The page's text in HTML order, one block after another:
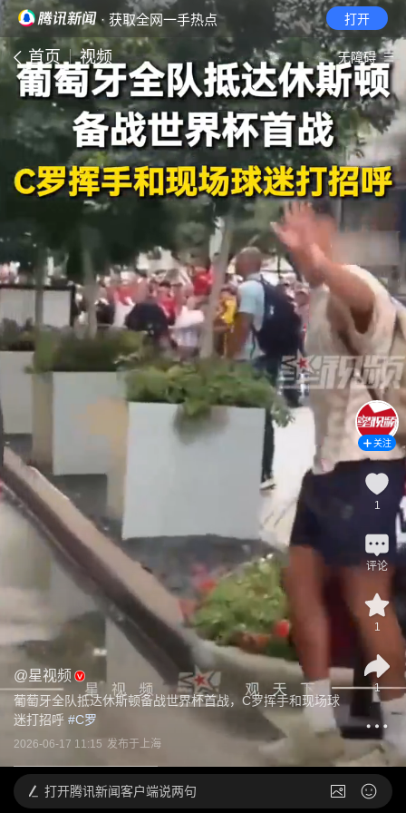
· 获取全网一手热点 打开
首页 视频 无障碍
@星视频
葡萄牙全队抵达休斯顿备战世界杯首战，C罗挥手和现场球
迷打招呼 #C罗
2026-06-17 11:15 发布于上海
关注
1
评论
1
1
打开腾讯新闻客户端说两句